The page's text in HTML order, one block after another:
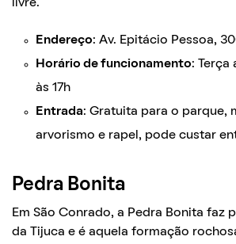
livre.
Endereço: Av. Epitácio Pessoa,
Horário de funcionamento: Terça
às 17h
Entrada: Gratuita para o parque,
arvorismo e rapel, pode custar
Pedra Bonita
Em São Conrado, a Pedra Bonita faz
da Tijuca e é aquela formação